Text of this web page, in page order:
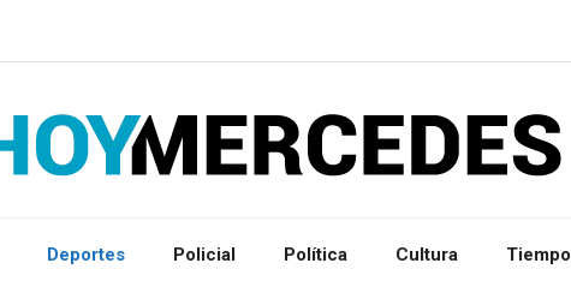
Deportes Policial Política Cultura Tiempo